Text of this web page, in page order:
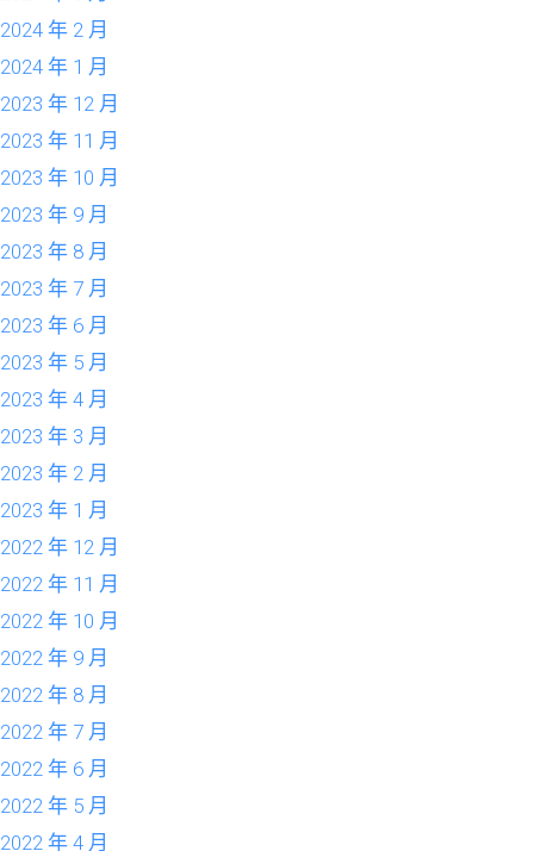
2024 年 2 月
2024 年 1 月
2023 年 12 月
2023 年 11 月
2023 年 10 月
2023 年 9 月
2023 年 8 月
2023 年 7 月
2023 年 6 月
2023 年 5 月
2023 年 4 月
2023 年 3 月
2023 年 2 月
2023 年 1 月
2022 年 12 月
2022 年 11 月
2022 年 10 月
2022 年 9 月
2022 年 8 月
2022 年 7 月
2022 年 6 月
2022 年 5 月
2022 年 4 月